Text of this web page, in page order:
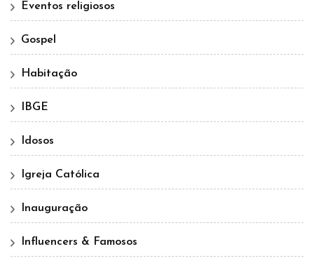
Eventos religiosos
Gospel
Habitação
IBGE
Idosos
Igreja Católica
Inauguração
Influencers & Famosos